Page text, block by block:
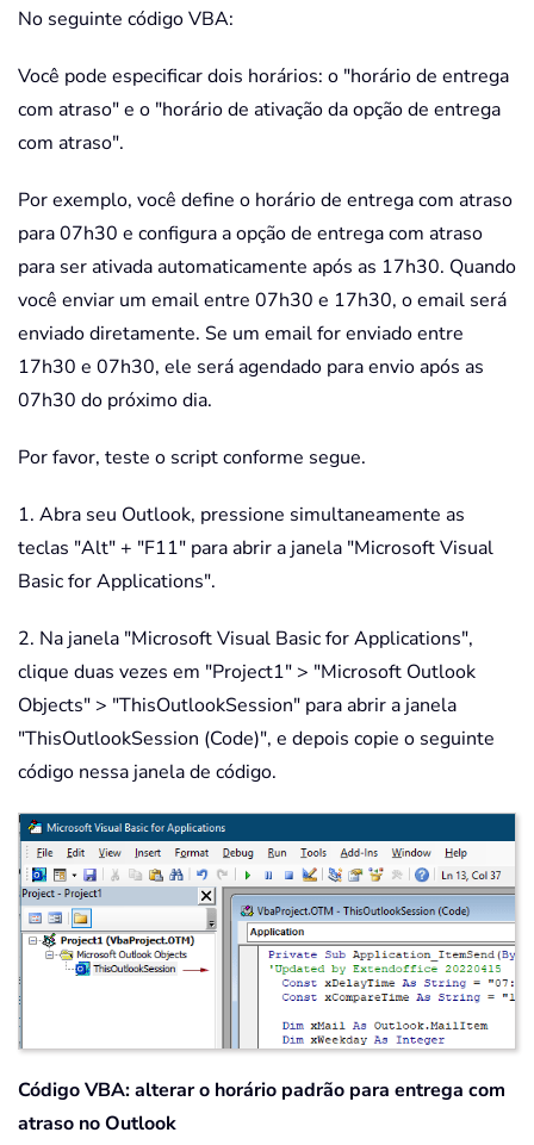
No seguinte código VBA:
Você pode especificar dois horários: o "horário de entrega
com atraso" e o "horário de ativação da opção de entrega
com atraso".
Por exemplo, você define o horário de entrega com atraso
para 07h30 e configura a opção de entrega com atraso
para ser ativada automaticamente após as 17h30. Quando
você enviar um email entre 07h30 e 17h30, o email será
enviado diretamente. Se um email for enviado entre
17h30 e 07h30, ele será agendado para envio após as
07h30 do próximo dia.
Por favor, teste o script conforme segue.
1. Abra seu Outlook, pressione simultaneamente as
teclas "Alt" + "F11" para abrir a janela "Microsoft Visual
Basic for Applications".
2. Na janela "Microsoft Visual Basic for Applications",
clique duas vezes em "Project1" > "Microsoft Outlook
Objects" > "ThisOutlookSession" para abrir a janela
"ThisOutlookSession (Code)", e depois copie o seguinte
código nessa janela de código.
Código VBA: alterar o horário padrão para entrega com
atraso no Outlook